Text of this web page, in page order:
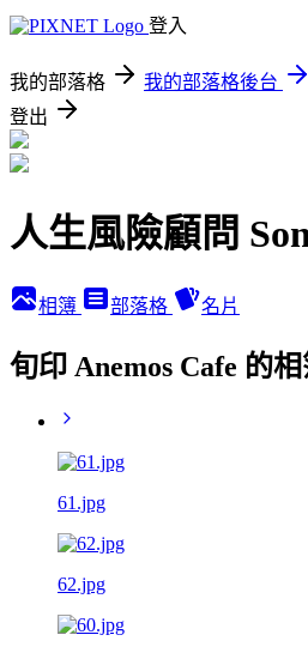
登入
我的部落格 我的部落格後台
登出
人生風險顧問
相簿 部落格 名片
旬印 Anemos Cafe 的
61.jpg
62.jpg